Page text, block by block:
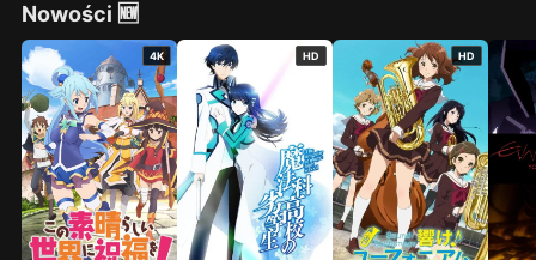
Nowości 🆕
4K HD HD